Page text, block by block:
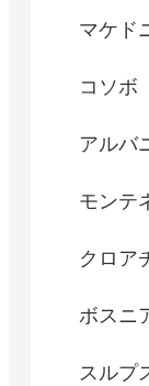
マケド
コソボ
アルバ
モンテ
クロア
ボスニ
スルプ